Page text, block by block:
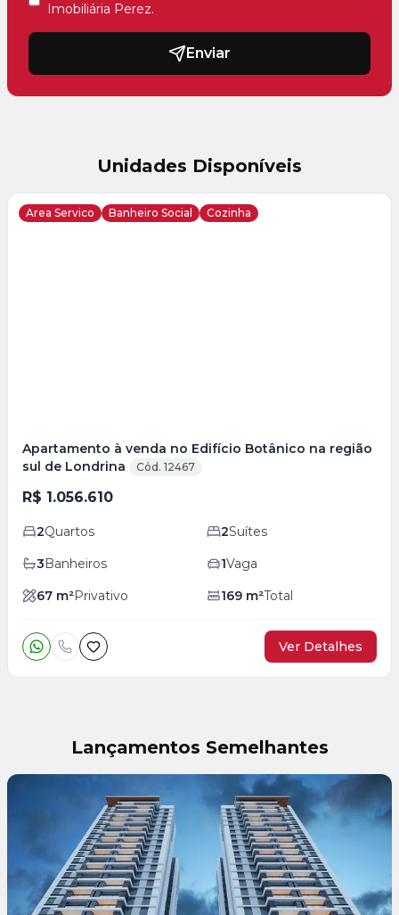
Imobiliária Perez.
Enviar
Unidades Disponíveis
Area Servico Banheiro Social Cozinha
Apartamento à venda no Edifício Botânico na região
sul de Londrina
Cód. 12467
R$ 1.056.610
2Quartos 2Suítes
3Banheiros 1Vaga
67 m²Privativo 169 m²Total
Ver Detalhes
Lançamentos Semelhantes